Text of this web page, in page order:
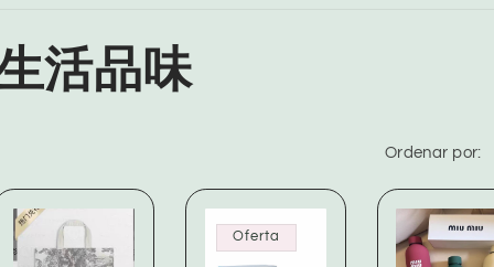
g
i
ó
活品味
Ordenar por:
Oferta